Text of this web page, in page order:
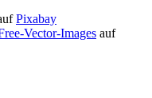
Pixabay
Vector-Images auf